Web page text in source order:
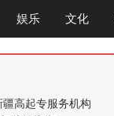
娱乐 文化
疆高起专服务机构